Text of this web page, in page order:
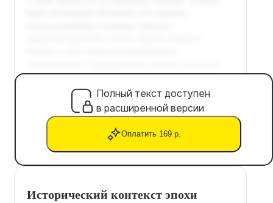
Полный текст доступен
в расширенной версии
Оплатить 169 р.
Исторический контекст эпохи